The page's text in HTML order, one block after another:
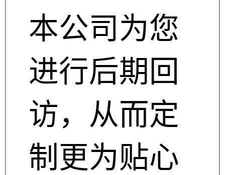
本公司为您
进行后期回
访，从而定
制更为贴心